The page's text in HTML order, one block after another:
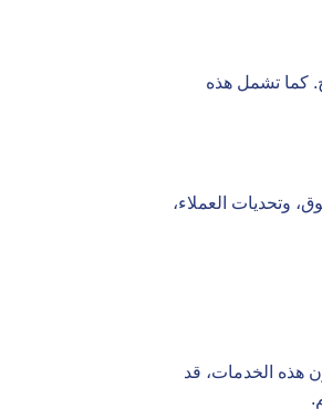
كما تشمل هذه
وتحديات العملاء،
هذه الخدمات، قد